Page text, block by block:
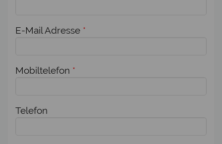
E-Mail Adresse *
Mobiltelefon *
Telefon